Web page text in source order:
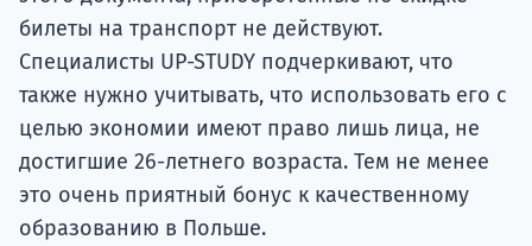
билеты на транспорт не действуют.
Специалисты UP-STUDY подчеркивают, что
также нужно учитывать, что использовать его с
целью экономии имеют право лишь лица, не
достигшие 26-летнего возраста. Тем не менее
это очень приятный бонус к качественному
образованию в Польше.